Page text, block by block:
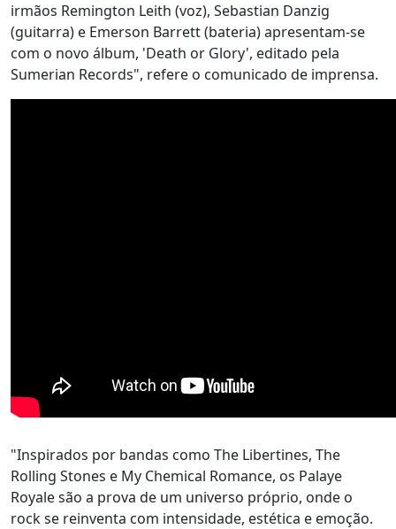
irmãos Remington Leith (voz), Sebastian Danzig
(guitarra) e Emerson Barrett (bateria) apresentam-se
com o novo álbum, 'Death or Glory', editado pela
Sumerian Records", refere o comunicado de imprensa.
"Inspirados por bandas como The Libertines, The
Rolling Stones e My Chemical Romance, os Palaye
Royale são a prova de um universo próprio, onde o
rock se reinventa com intensidade, estética e emoção.